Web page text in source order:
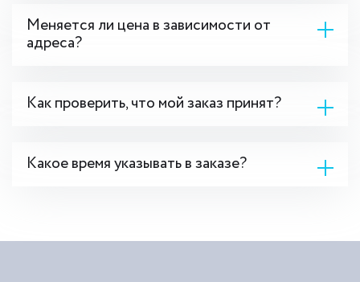
Меняется ли цена в зависимости от
адреса?
Как проверить, что мой заказ принят?
Какое время указывать в заказе?